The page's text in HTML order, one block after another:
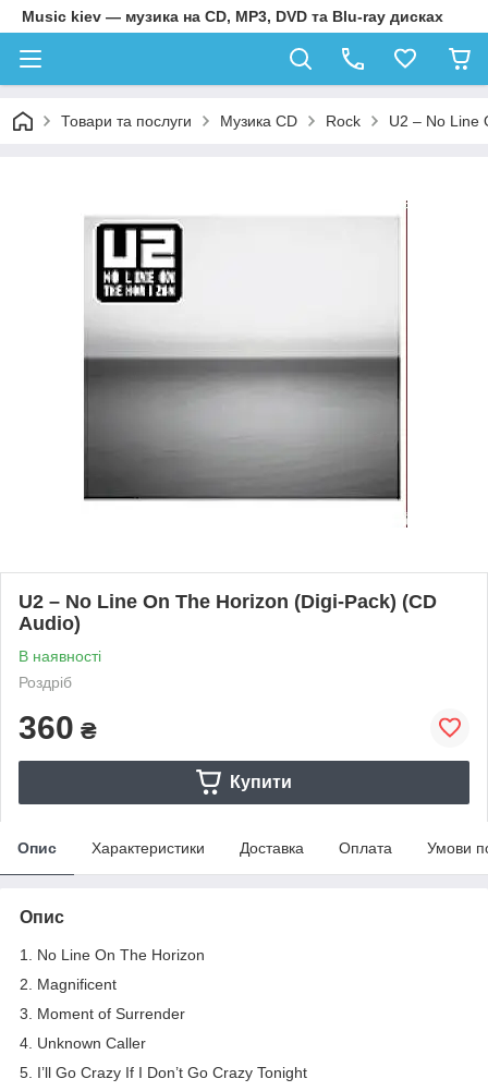
Music kiev — музика на CD, MP3, DVD та Blu-ray дисках
Товари та послуги Музика CD Rock U2 – No Line
U2 – No Line On The Horizon (Digi-Pack) (CD
Audio)
В наявності
Роздріб
360 ₴
Купити
Опис Характеристики Доставка Оплата Умови
Опис
1. No Line On The Horizon
2. Magnificent
3. Moment of Surrender
4. Unknown Caller
5. I’ll Go Crazy If I Don’t Go Crazy Tonight